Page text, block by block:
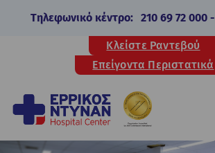
Τηλεφωνικό κέντρο: 210 69 72 000-
Κλείστε Ραντεβού
Επείγοντα Περιστατικά